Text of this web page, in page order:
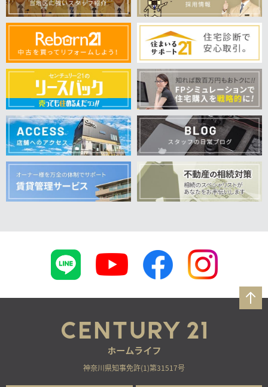
神奈川県知事免許(1)第31517号